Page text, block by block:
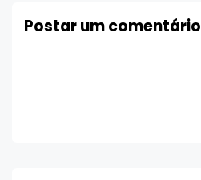
Postar um comentário